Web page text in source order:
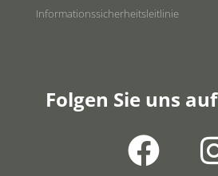
Informationssicherheitsleitlinie
Folgen Sie uns auf